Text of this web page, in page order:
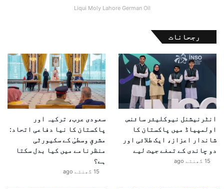
Liqui Moly Lahore German Oil
رجحانات
انٹرنیشنل نیوکلیئر سائنس
اولمپیاڈ میں پاکستان کا
شاندار اعزاز، ایک طلائی اور
دو چاندی کے تمغے جیت لیے
15 گھنٹے ago
سعودی عرب، ترکیہ اور
پاکستان کا نیا دفاعی اتحاد:
مشرقِ وسطیٰ کے سکیورٹی
منظرنامے میں کیا بدل سکتا
ہے؟
15 گھنٹے ago